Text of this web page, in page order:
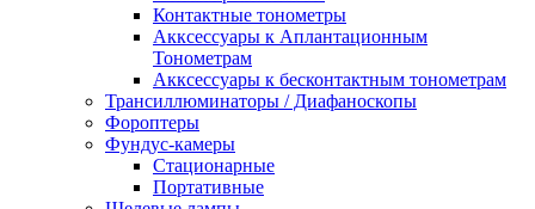
Контактные тонометры
Акксессуары к Аплантационным
Тонометрам
Акксессуары к бесконтактным тонометрам
Трансиллюминаторы / Диафаноскопы
Фороптеры
Фундус-камеры
Стационарные
Портативные